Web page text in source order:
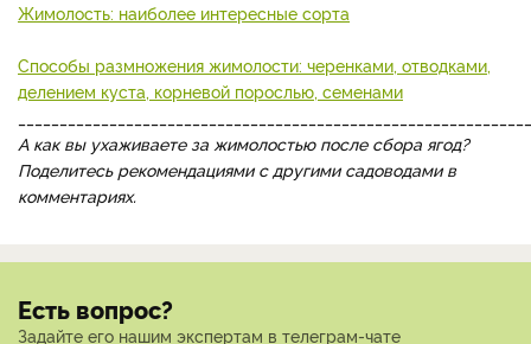
Жимолость: наиболее интересные сорта
Способы размножения жимолости: черенками, отводками,
делением куста, корневой порослью, семенами
А как вы ухаживаете за жимолостью после сбора ягод?
Поделитесь рекомендациями с другими садоводами в
комментариях.
Есть вопрос?
Задайте его нашим экспертам в телеграм-чате